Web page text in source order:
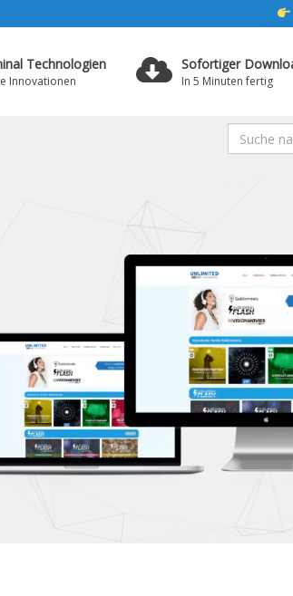
Technologien
Innovationen
Sofortiger
In 5 Minuten fertig